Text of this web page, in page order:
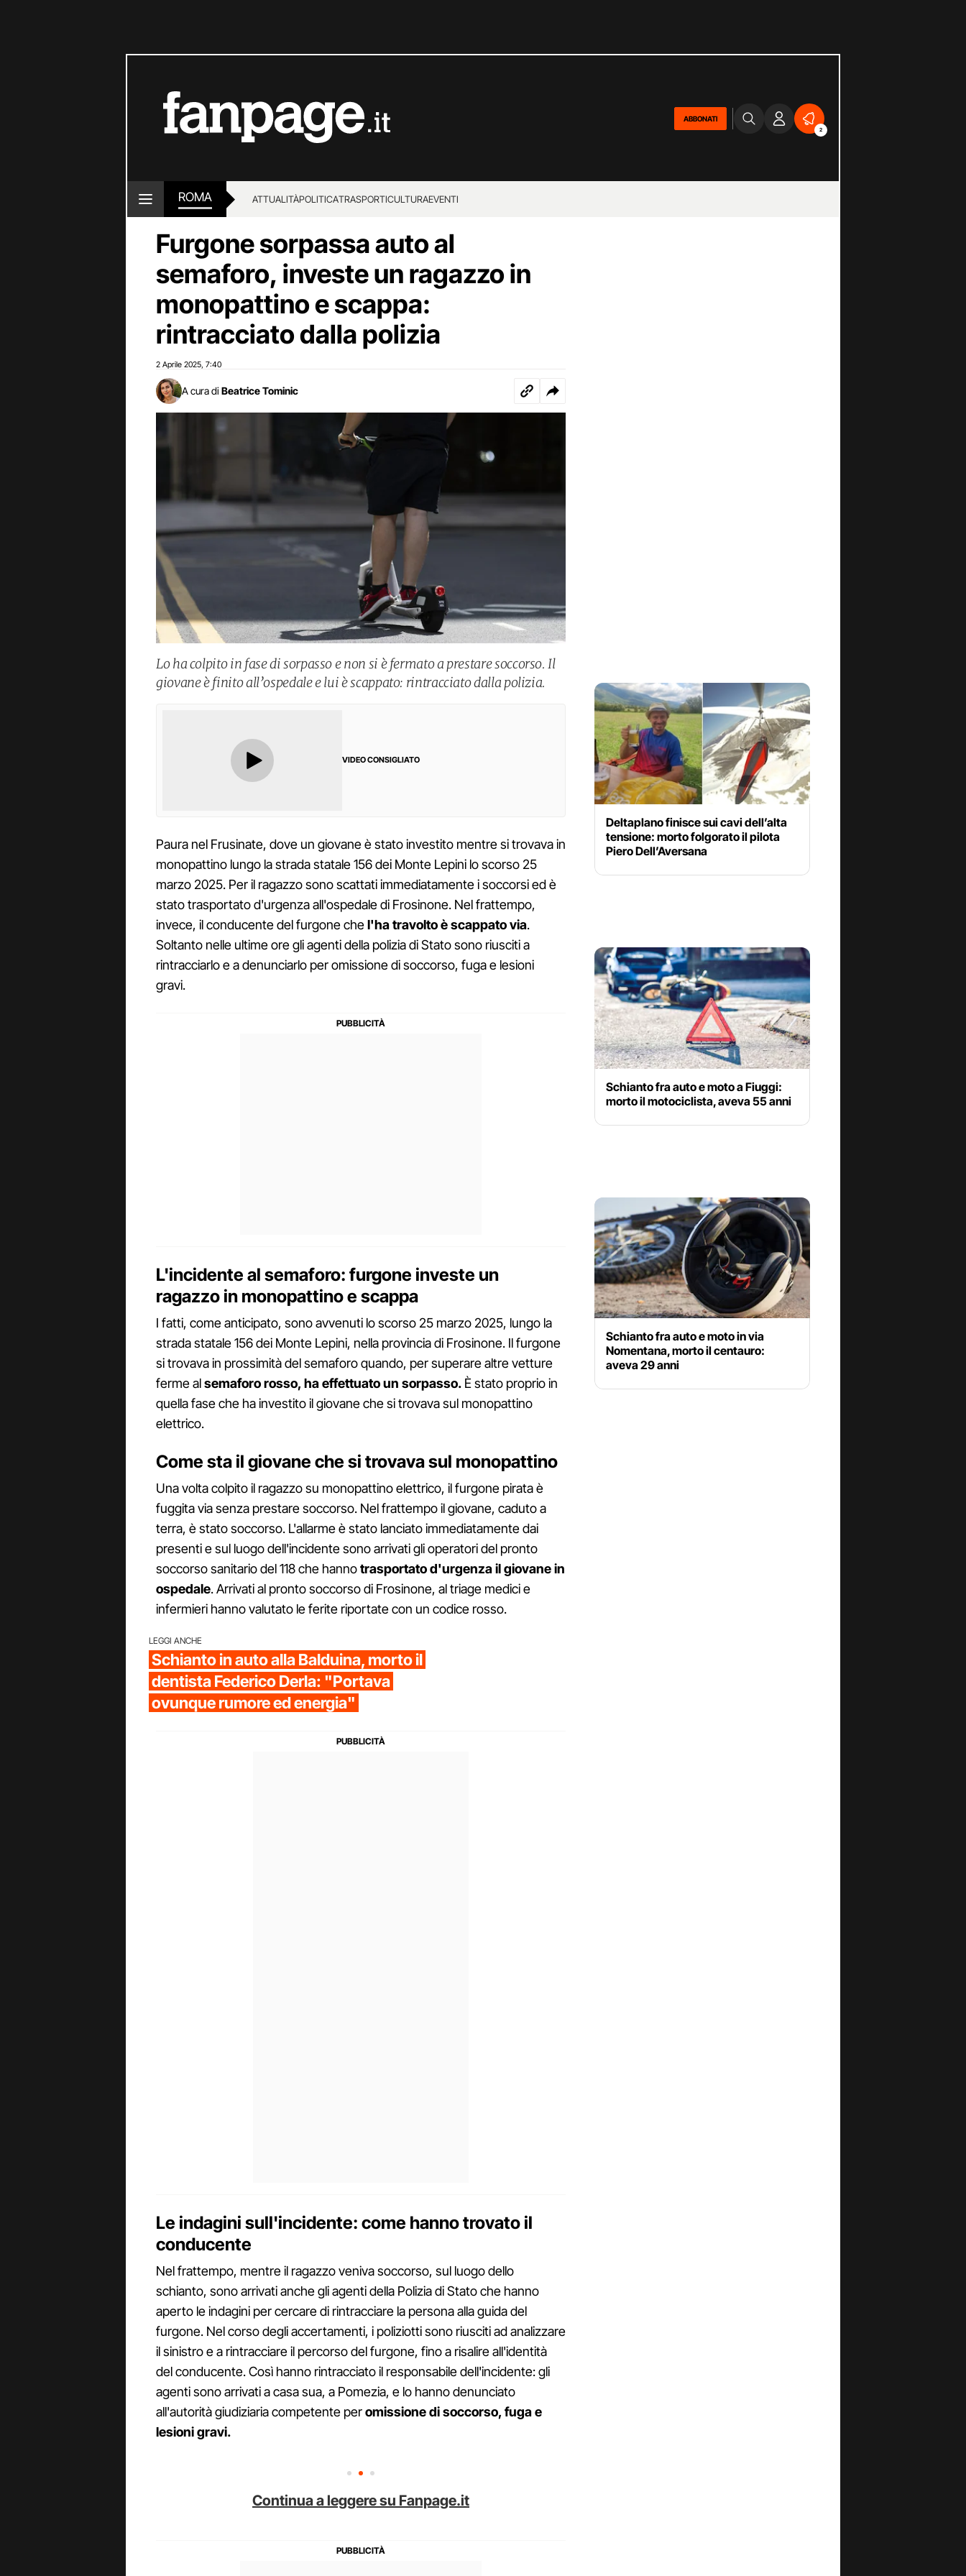
ABBONATI
2
ROMA ATTUALITÀPOLITICATRASPORTICULTURAEVENTI
Furgone sorpassa auto al
semaforo, investe un ragazzo in
monopattino e scappa:
rintracciato dalla polizia
2 Aprile 2025 7:40
A cura di Beatrice Tominic
Lo ha colpito in fase di sorpasso e non si è fermato a prestare soccorso. Il
giovane è finito all’ospedale e lui è scappato: rintracciato dalla polizia.
VIDEO CONSIGLIATO
Paura nel Frusinate, dove un giovane è stato investito mentre si trovava in
monopattino lungo la strada statale 156 dei Monte Lepini lo scorso 25
marzo 2025. Per il ragazzo sono scattati immediatamente i soccorsi ed è
stato trasportato d'urgenza all'ospedale di Frosinone. Nel frattempo,
invece, il conducente del furgone chel'ha travolto è scappato via.
Soltanto nelle ultime ore gli agenti della polizia di Stato sono riusciti a
rintracciarlo e a denunciarlo per omissione di soccorso, fuga e lesioni
gravi.
L'incidente al semaforo: furgone investe un
ragazzo in monopattino e scappa
I fatti, come anticipato, sono avvenuti lo scorso 25 marzo 2025, lungo la
strada statale 156 dei Monte Lepini, nella provincia di Frosinone. Il furgone
si trovava in prossimità del semaforo quando, per superare altre vetture
ferme alsemaforo rosso, ha effettuato un sorpasso. È stato proprio in
quella fase che ha investito il giovane che si trovava sul monopattino
elettrico.
Come sta il giovane che si trovava sul monopattino
Una volta colpito il ragazzo su monopattino elettrico, il furgone pirata è
fuggita via senza prestare soccorso. Nel frattempo il giovane, caduto a
terra, è stato soccorso. L'allarme è stato lanciato immediatamente dai
presenti e sul luogo dell'incidente sono arrivati gli operatori del pronto
soccorso sanitario del 118 che hannotrasportato d'urgenza il giovane in
ospedale. Arrivati al pronto soccorso di Frosinone, al triage medici e
infermieri hanno valutato le ferite riportate con un codice rosso.
LEGGI ANCHE
Schianto in auto alla Balduina, morto il
dentista Federico Derla: "Portava
ovunque rumore ed energia"
Le indagini sull'incidente: come hanno trovato il
conducente
Nel frattempo, mentre il ragazzo veniva soccorso, sul luogo dello
schianto, sono arrivati anche gli agenti della Polizia di Stato che hanno
aperto le indagini per cercare di rintracciare la persona alla guida del
furgone. Nel corso degli accertamenti, i poliziotti sono riusciti ad analizzare
il sinistro e a rintracciare il percorso del furgone, fino a risalire all'identità
del conducente. Così hanno rintracciato il responsabile dell'incidente: gli
agenti sono arrivati a casa sua, a Pomezia, e lo hanno denunciato
all'autorità giudiziaria competente peromissione di soccorso, fuga e
lesioni gravi.
Continua a leggere su Fanpage.it
Deltaplano finisce sui cavi dell’alta
tensione: morto folgorato il pilota
Piero Dell’Aversana
Schianto fra auto e moto a Fiuggi:
morto il motociclista, aveva 55 anni
Schianto fra auto e moto in via
Nomentana, morto il centauro:
aveva 29 anni